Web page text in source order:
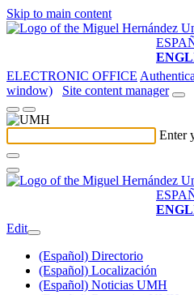
Skip to main content
ELECTRONIC OFFICE
window)
Site content manager
Enter
Edit
(Español) Directorio
(Español) Localización
(Español) Noticias UMH